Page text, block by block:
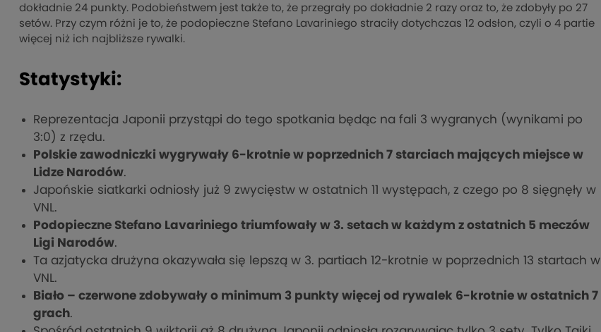
dokładnie 24 punkty. Podobieństwem jest także to, że przegrały po dokładnie 2 razy oraz to, że zdobyły po 27
setów. Przy czym różni je to, że podopieczne Stefano Lavariniego straciły dotychczas 12 odsłon, czyli o 4 partie
więcej niż ich najbliższe rywalki.
Statystyki:
Reprezentacja Japonii przystąpi do tego spotkania będąc na fali 3 wygranych (wynikami po
3:0) z rzędu.
Polskie zawodniczki wygrywały 6-krotnie w poprzednich 7 starciach mających miejsce w
Lidze Narodów.
Japońskie siatkarki odniosły już 9 zwycięstw w ostatnich 11 występach, z czego po 8 sięgnęły w
VNL.
Podopieczne Stefano Lavariniego triumfowały w 3. setach w każdym z ostatnich 5 meczów
Ligi Narodów.
Ta azjatycka drużyna okazywała się lepszą w 3. partiach 12-krotnie w poprzednich 13 startach w
VNL.
Biało – czerwone zdobywały o minimum 3 punkty więcej od rywalek 6-krotnie w ostatnich 7
grach.